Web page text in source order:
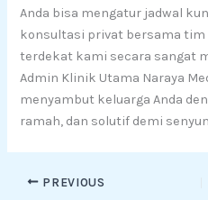
Anda bisa mengatur jadwal
konsultasi privat bersama
terdekat kami secara sangat
Admin Klinik Utama Naraya
menyambut keluarga Anda
ramah, dan solutif demi
PREVIOUS